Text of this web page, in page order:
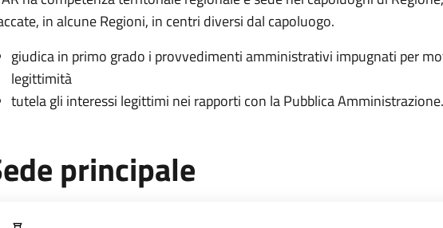
in alcune Regioni, in centri diversi dal capoluogo.
giudica in primo grado i provvedimenti amministrativi impugnati per
legittimità
tutela gli interessi legittimi nei rapporti con la Pubblica Amministrazione.
principale